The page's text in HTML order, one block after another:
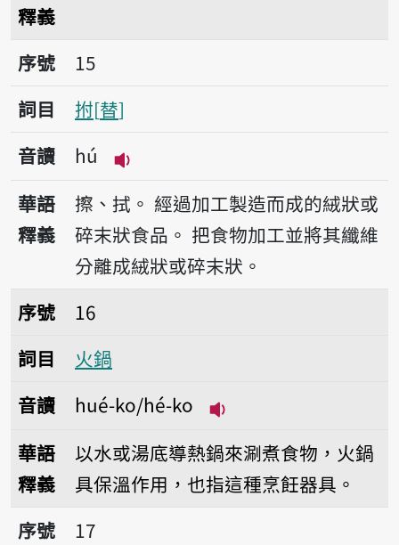
釋義
序號15拊
序號
15
詞目
拊 替
音讀
hú
播放音讀hú
華語
釋義
擦、拭。 經過加工製造而成的絨狀或
碎末狀食品。 把食物加工並將其纖維
分離成絨狀或碎末狀。
序號16火鍋
序號
16
詞目
火鍋
音讀
hué-ko/hé-ko
華語
釋義
以水或湯底導熱鍋來涮煮食物，火鍋
具保溫作用，也指這種烹飪器具。
序號17火炭
序號
17